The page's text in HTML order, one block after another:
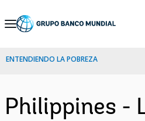
Skip
Navigation
ENTENDIENDO LA POBREZA
Philippines -